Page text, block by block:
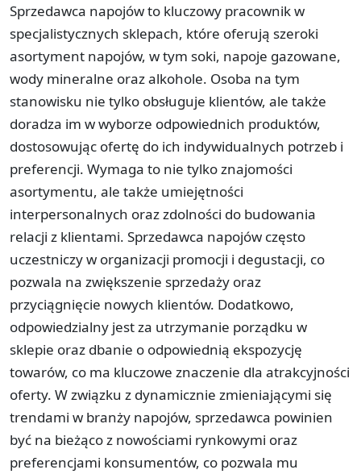
Sprzedawca napojów to kluczowy pracownik w
specjalistycznych sklepach, które oferują szeroki
asortyment napojów, w tym soki, napoje gazowane,
wody mineralne oraz alkohole. Osoba na tym
stanowisku nie tylko obsługuje klientów, ale także
doradza im w wyborze odpowiednich produktów,
dostosowując ofertę do ich indywidualnych potrzeb i
preferencji. Wymaga to nie tylko znajomości
asortymentu, ale także umiejętności
interpersonalnych oraz zdolności do budowania
relacji z klientami. Sprzedawca napojów często
uczestniczy w organizacji promocji i degustacji, co
pozwala na zwiększenie sprzedaży oraz
przyciągnięcie nowych klientów. Dodatkowo,
odpowiedzialny jest za utrzymanie porządku w
sklepie oraz dbanie o odpowiednią ekspozycję
towarów, co ma kluczowe znaczenie dla atrakcyjności
oferty. W związku z dynamicznie zmieniającymi się
trendami w branży napojów, sprzedawca powinien
być na bieżąco z nowościami rynkowymi oraz
preferencjami konsumentów, co pozwala mu